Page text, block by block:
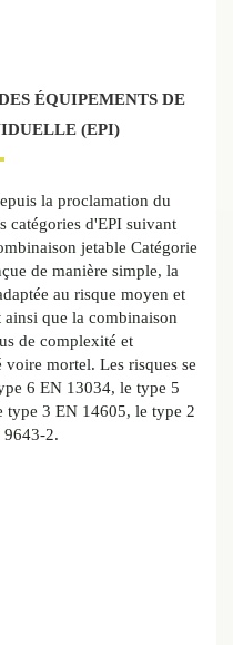
ÉQUIPEMENTS DE
(EPI)
la proclamation du
catégories d'EPI suivant
jetable Catégorie
de manière simple, la
au risque moyen et
que la combinaison
de complexité et
mortel. Les risques se
6 EN 13034, le type 5
3 EN 14605, le type 2
9643-2.